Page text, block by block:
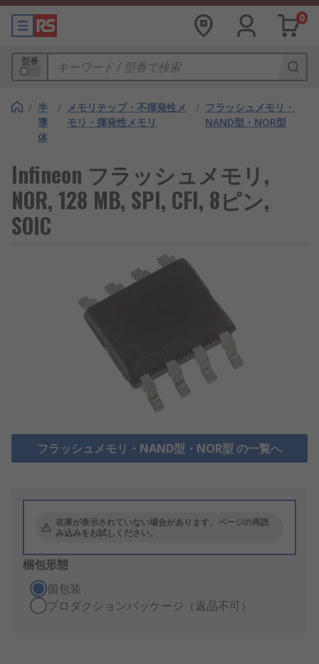
0
型番
/ 半
導
体
/ メモリチップ・不揮発性メ
モリ・揮発性メモリ
/ フラッシュメモリ・
NAND型・NOR型
Infineon フラッシュメモリ,
NOR, 128 MB, SPI, CFI, 8ピン,
SOIC
フラッシュメモリ・NAND型・NOR型 の一覧へ
在庫が表示されていない場合があります。ページの再読
み込みをお試しください。
梱包形態
個包装
プロダクションパッケージ（返品不可）